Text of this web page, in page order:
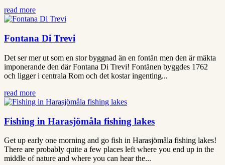
read more
Fontana Di Trevi
Det ser mer ut som en stor byggnad än en fontän men den är mäkta
imponerande den där Fontana Di Trevi! Fontänen byggdes 1762
och ligger i centrala Rom och det kostar ingenting...
read more
Fishing in Harasjömåla fishing lakes
Get up early one morning and go fish in Harasjömåla fishing lakes!
There are probably quite a few places left where you end up in the
middle of nature and where you can hear the...